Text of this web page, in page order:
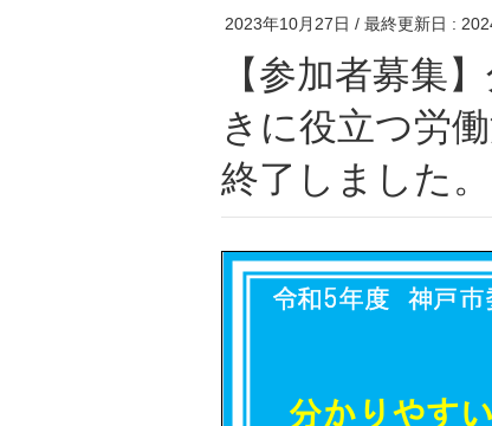
2023年10月27日 / 最終更新日 :
【参加者募集】分かりやすい！身につく！働くと
きに役立つ労
終了しました。